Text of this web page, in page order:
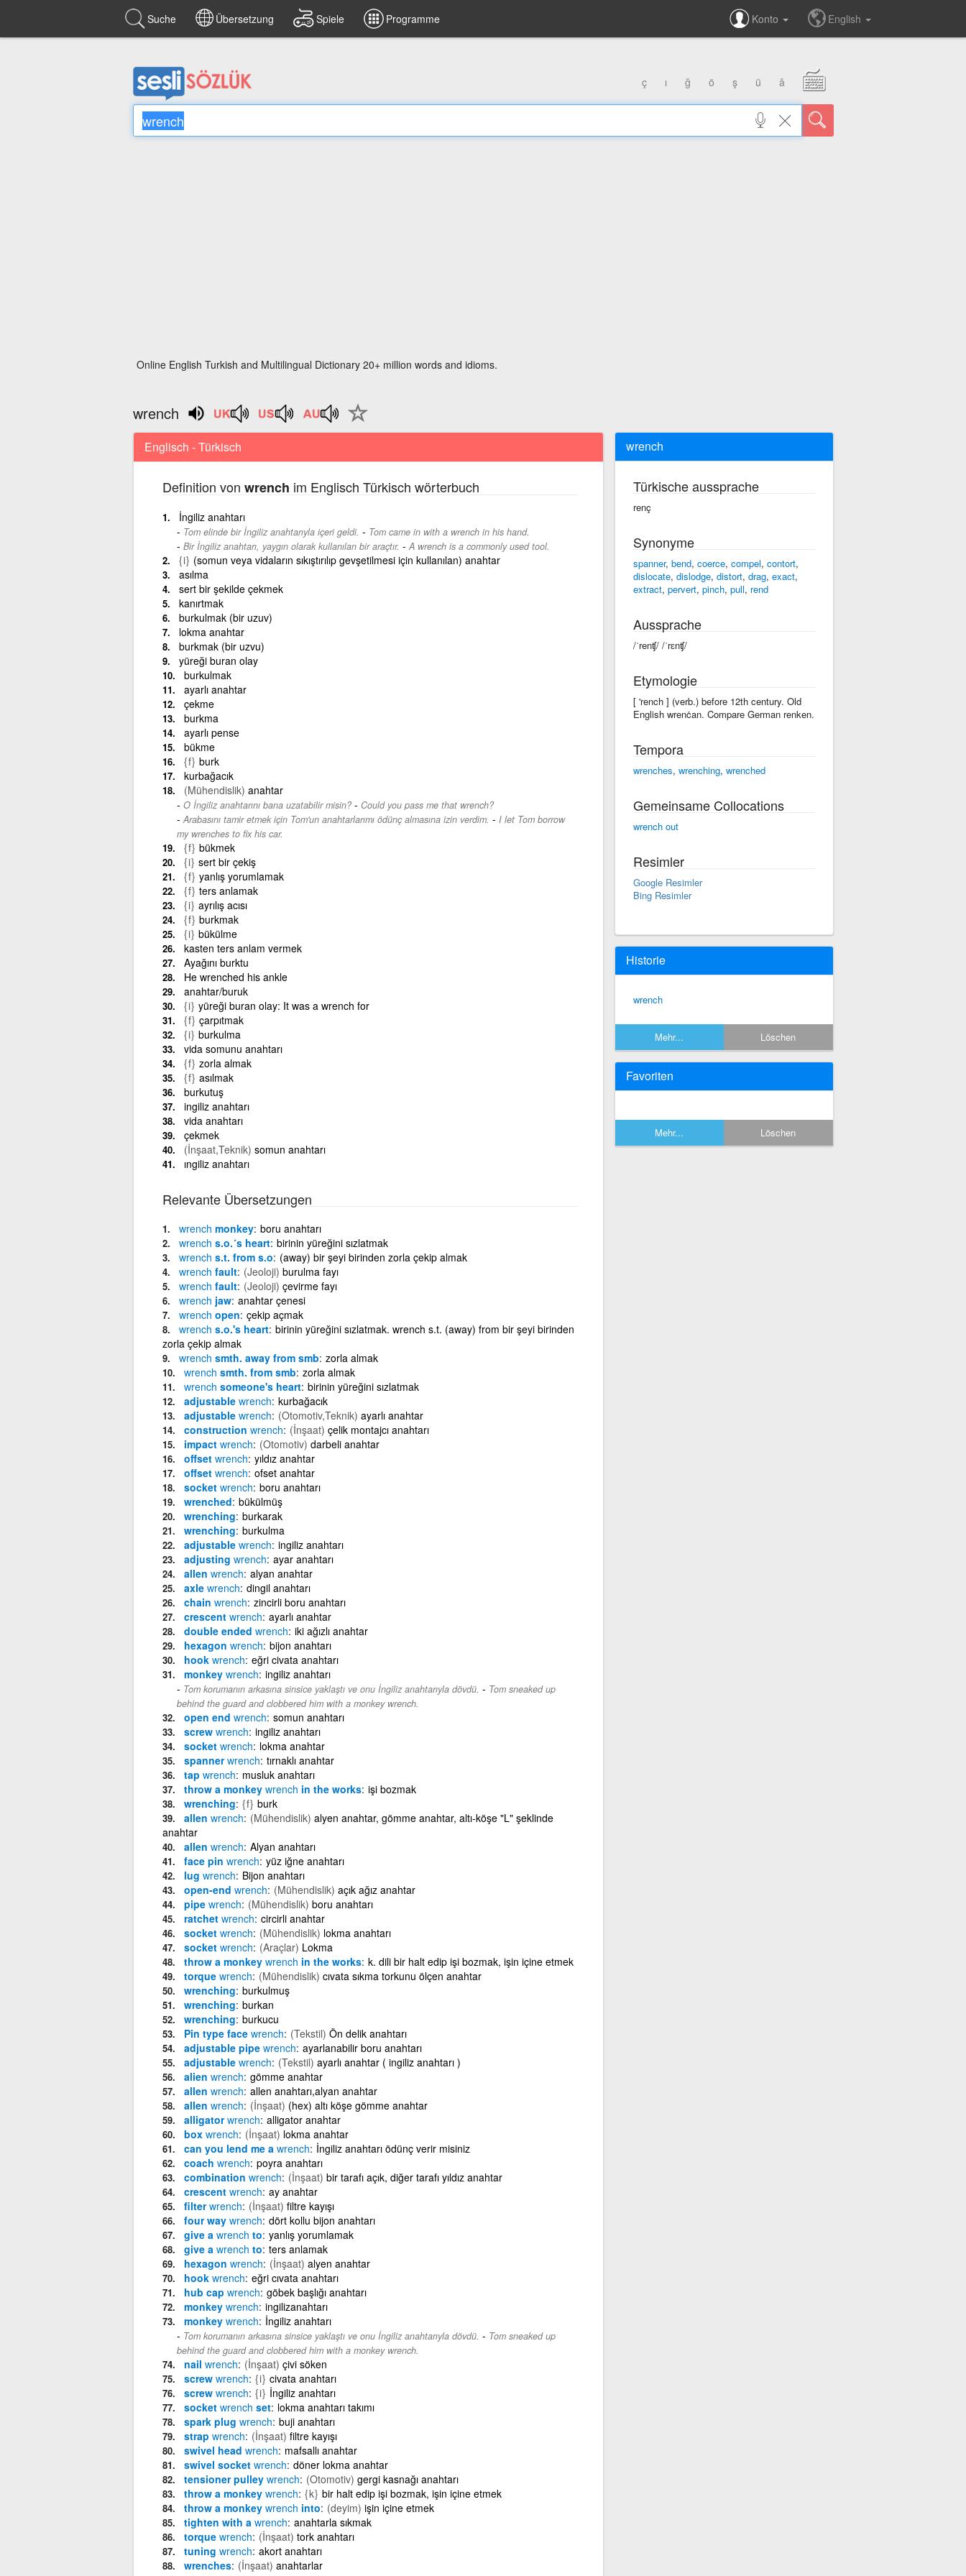
Suche Übersetzung Spiele Programme Konto English
ç ı ğ ö ş ü â
Online English Turkish and Multilingual Dictionary 20+ million words and idioms.
wrench
Englisch - Türkisch
Definition von wrench im Englisch Türkisch wörterbuch
İngiliz anahtarı
Tom elinde bir İngiliz anahtarıyla içeri geldi. - Tom came in with a wrench in his hand.
Bir İngiliz anahtarı, yaygın olarak kullanılan bir araçtır. - A wrench is a commonly used tool.
{i} (somun veya vidaların sıkıştırılıp gevşetilmesi için kullanılan) anahtar
asılma
sert bir şekilde çekmek
kanırtmak
burkulmak (bir uzuv)
lokma anahtar
burkmak (bir uzvu)
yüreği buran olay
burkulmak
ayarlı anahtar
çekme
burkma
ayarlı pense
bükme
{f} burk
kurbağacık
(Mühendislik) anahtar
O İngiliz anahtarını bana uzatabilir misin?- Could you pass me that wrench?
Arabasını tamir etmek için Tom'un anahtarlarımı ödünç almasına izin verdim. - I let Tom borrow
my wrenches to fix his car.
{f} bükmek
{i} sert bir çekiş
{f} yanlış yorumlamak
{f} ters anlamak
{i} ayrılış acısı
{f} burkmak
{i} bükülme
kasten ters anlam vermek
Ayağını burktu
He wrenched his ankle
anahtar/buruk
{i} yüreği buran olay: It was a wrench for
{f} çarpıtmak
{i} burkulma
vida somunu anahtarı
{f} zorla almak
{f} asılmak
burkutuş
ingiliz anahtarı
vida anahtarı
çekmek
(İnşaat,Teknik) somun anahtarı
ıngiliz anahtarı
Relevante Übersetzungen
wrench monkey boru anahtarı
wrench s.o.´s heart birinin yüreğini sızlatmak
wrench s.t. from s.o (away) bir şeyi birinden zorla çekip almak
wrench fault (Jeoloji) burulma fayı
wrench fault (Jeoloji) çevirme fayı
wrench jaw anahtar çenesi
wrench open çekip açmak
wrench s.o.'s heart birinin yüreğini sızlatmak. wrench s.t. (away) from bir şeyi birinden
zorla çekip almak
wrench smth. away from smb zorla almak
wrench smth. from smb zorla almak
wrench someone's heart birinin yüreğini sızlatmak
adjustable wrench kurbağacık
adjustable wrench (Otomotiv,Teknik) ayarlı anahtar
construction wrench (İnşaat) çelik montajcı anahtarı
impact wrench (Otomotiv) darbeli anahtar
offset wrench yıldız anahtar
offset wrench ofset anahtar
socket wrench boru anahtarı
wrenched bükülmüş
wrenching burkarak
wrenching burkulma
adjustable wrench ingiliz anahtarı
adjusting wrench ayar anahtarı
allen wrench alyan anahtar
axle wrench dingil anahtarı
chain wrench zincirli boru anahtarı
crescent wrench ayarlı anahtar
double ended wrench iki ağızlı anahtar
hexagon wrench bijon anahtarı
hook wrench eğri civata anahtarı
monkey wrench ingiliz anahtarı
Tom korumanın arkasına sinsice yaklaştı ve onu İngiliz anahtarıyla dövdü. - Tom sneaked up
behind the guard and clobbered him with a monkey wrench.
open end wrench somun anahtarı
screw wrench ingiliz anahtarı
socket wrench lokma anahtar
spannerwrench tırnaklı anahtar
tap wrench musluk anahtarı
throw a monkey wrench in the works işi bozmak
wrenching {f} burk
allen wrench (Mühendislik) alyen anahtar, gömme anahtar, altı-köşe "L" şeklinde
anahtar
allen wrench Alyan anahtarı
face pin wrench yüz iğne anahtarı
lug wrench Bijon anahtarı
open-end wrench (Mühendislik) açık ağız anahtar
pipe wrench (Mühendislik) boru anahtarı
ratchet wrench circirli anahtar
socket wrench (Mühendislik) lokma anahtarı
socket wrench (Araçlar) Lokma
throw a monkey wrench in the works k. dili bir halt edip işi bozmak, işin içine etmek
torque wrench (Mühendislik) cıvata sıkma torkunu ölçen anahtar
wrenching burkulmuş
wrenching burkan
wrenching burkucu
Pin type face wrench (Tekstil) Ön delik anahtarı
adjustable pipe wrench ayarlanabilir boru anahtarı
adjustable wrench (Tekstil) ayarlı anahtar ( ingiliz anahtarı )
alien wrench gömme anahtar
allen wrench allen anahtarı,alyan anahtar
allen wrench (İnşaat) (hex) altı köşe gömme anahtar
alligatorwrench alligator anahtar
box wrench (İnşaat) lokma anahtar
can you lend me a wrench İngiliz anahtarı ödünç verir misiniz
coach wrench poyra anahtarı
combination wrench (İnşaat) bir tarafı açık, diğer tarafı yıldız anahtar
crescent wrench ay anahtar
filterwrench (İnşaat) filtre kayışı
four way wrench dört kollu bijon anahtarı
give a wrench to yanlış yorumlamak
give a wrench to ters anlamak
hexagon wrench (İnşaat) alyen anahtar
hook wrench eğri cıvata anahtarı
hub cap wrench göbek başlığı anahtarı
monkey wrench ingilizanahtarı
monkey wrench İngiliz anahtarı
Tom korumanın arkasına sinsice yaklaştı ve onu İngiliz anahtarıyla dövdü. - Tom sneaked up
behind the guard and clobbered him with a monkey wrench.
nail wrench (İnşaat) çivi söken
screw wrench {i} civata anahtarı
screw wrench {i} İngiliz anahtarı
socket wrench set lokma anahtarı takımı
spark plug wrench buji anahtarı
strap wrench (İnşaat) filtre kayışı
swivel head wrench mafsallı anahtar
swivel socket wrench döner lokma anahtar
tensioner pulley wrench (Otomotiv) gergi kasnağı anahtarı
throw a monkey wrench {k} bir halt edip işi bozmak, işin içine etmek
throw a monkey wrench into (deyim) işin içine etmek
tighten with a wrench anahtarla sıkmak
torque wrench (İnşaat) tork anahtarı
tuning wrench akort anahtarı
wrenches (İnşaat) anahtarlar
wrench
Türkische aussprache
renç
Synonyme
spanner, bend, coerce, compel, contort,
dislocate, dislodge, distort, drag, exact,
extract, pervert, pinch, pull, rend
Aussprache
/ˈrenʧ/ /ˈrɛnʧ/
Etymologie
[ 'rench ] (verb.) before 12th century. Old
English wrenċan. Compare German renken.
Tempora
wrenches, wrenching, wrenched
Gemeinsame Collocations
wrench out
Resimler
Google Resimler
Bing Resimler
Historie
wrench
Mehr... Löschen
Favoriten
Mehr... Löschen